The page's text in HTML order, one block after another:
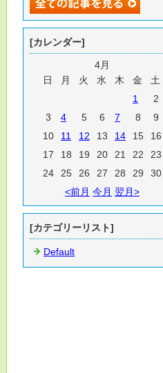
[カレンダー]
4月
日
月 火 水 木 金
土
1
2
3
4 5 6 7 8
9
10
11 12 13 14 15
16
17
18 19 20 21 22
23
24
25 26 27 28 29
30
<前月 今月 翌月>
[カテゴリーリスト]
Default